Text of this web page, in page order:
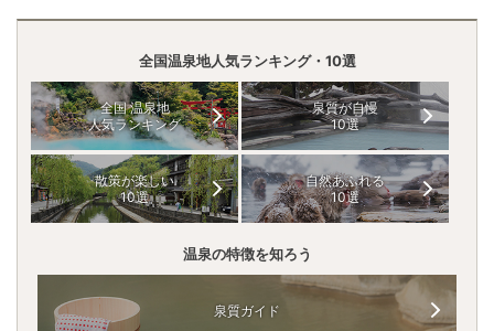
全国温泉地人気ランキング・10選
全国 温泉地
人気ランキング
泉質が自慢
10選
散策が楽しい
10選
自然あふれる
10選
温泉の特徴を知ろう
泉質ガイド